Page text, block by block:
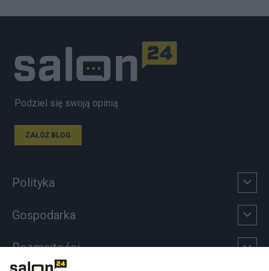
Podziel się swoją opinią
ZAŁÓŻ BLOG
Polityka
Gospodarka
Rozmaitości